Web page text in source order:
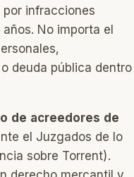
infracciones
No importa el
deuda pública dentro
de acreedores de
el Juzgados de lo
sobre Torrent).